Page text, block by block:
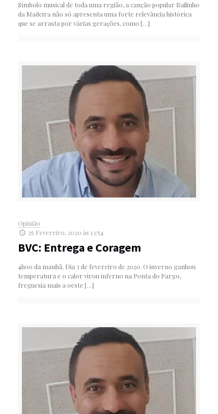
Símbolo musical de toda uma região, a canção popular Bailinho
da Madeira não só apresenta uma forte relevância histórica
que se arrasta por várias gerações, como […]
Opinião
25 Fevereiro, 2020 às 13:54
BVC: Entrega e Coragem
4h00 da manhã. Dia 3 de fevereiro de 2020. O inverno ganhou
temperatura e o calor virou inferno na Ponta do Pargo,
freguesia mais a oeste […]